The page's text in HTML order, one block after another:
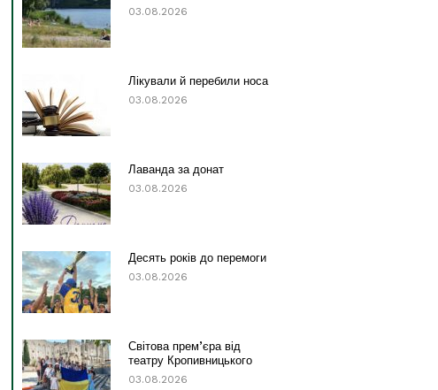
03.08.2026
Лікували й перебили носа
03.08.2026
Лаванда за донат
03.08.2026
Десять років до перемоги
03.08.2026
Світова прем’єра від
театру Кропивницького
03.08.2026